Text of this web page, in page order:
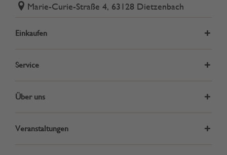
Marie-Curie-Straße 4, 63128 Dietzenbach
Einkaufen
Service
Über uns
Veranstaltungen